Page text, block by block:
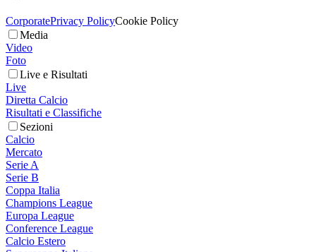
CorporatePrivacy PolicyCookie Policy
Media
Video
Foto
Live e Risultati
Live
Diretta Calcio
Risultati e Classifiche
Sezioni
Calcio
Mercato
Serie A
Serie B
Coppa Italia
Champions League
Europa League
Conference League
Calcio Estero